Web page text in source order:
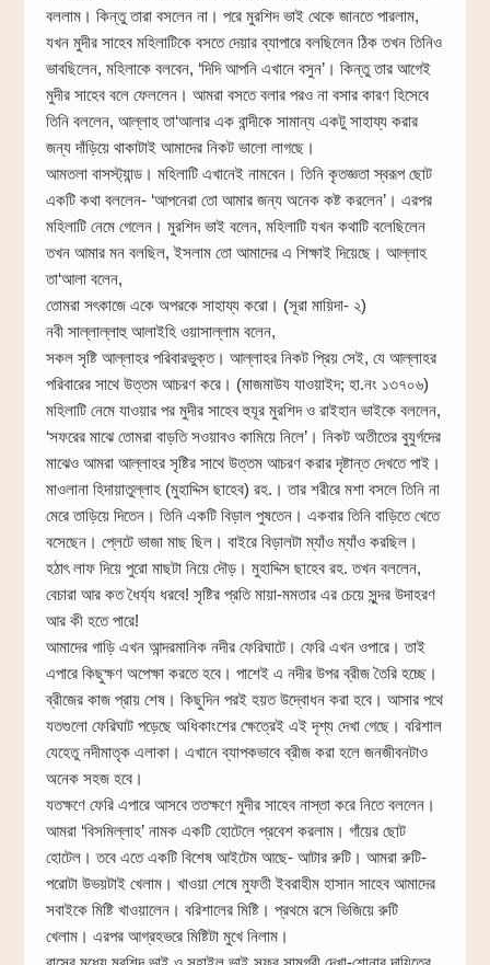
বললাম। কিন্তু তারা বসলেন না। পরে মুরশিদ ভাই থেকে জানতে পারলাম,
যখন মুদীর সাহেব মহিলাটিকে বসতে দেয়ার ব্যাপারে বলছিলেন ঠিক তখন তিনিও
ভাবছিলেন, মহিলাকে বলবেন, ‘দিদি আপনি এখানে বসুন’। কিন্তু তার আগেই
মুদীর সাহেব বলে ফেললেন। আমরা বসতে বলার পরও না বসার কারণ হিসেবে
তিনি বললেন, আল্লাহ তা‘আলার এক বান্দীকে সামান্য একটু সাহায্য করার
জন্য দাঁড়িয়ে থাকাটাই আমাদের নিকট ভালো লাগছে।
আমতলা বাসস্ট্যান্ড। মহিলাটি এখানেই নামবেন। তিনি কৃতজ্ঞতা স্বরূপ ছোট
একটি কথা বললেন- ‘আপনেরা তো আমার জন্য অনেক কষ্ট করলেন’। এরপর
মহিলাটি নেমে গেলেন। মুরশিদ ভাই বলেন, মহিলাটি যখন কথাটি বলেছিলেন
তখন আমার মন বলছিল, ইসলাম তো আমাদের এ শিক্ষাই দিয়েছে। আল্লাহ
তা‘আলা বলেন,
তোমরা সৎকাজে একে অপরকে সাহায্য করো। (সূরা মায়িদা- ২)
নবী সাল্লাল্লাহু আলাইহি ওয়াসাল্লাম বলেন,
সকল সৃষ্টি আল্লাহর পরিবারভুক্ত। আল্লাহর নিকট প্রিয় সেই, যে আল্লাহর
পরিবারের সাথে উত্তম আচরণ করে। (মাজমাউয যাওয়াইদ; হা.নং ১৩৭০৬)
মহিলাটি নেমে যাওয়ার পর মুদীর সাহেব হুযূর মুরশিদ ও রাইহান ভাইকে বললেন,
‘সফরের মাঝে তোমরা বাড়তি সওয়াবও কামিয়ে নিলে’। নিকট অতীতের বুযুর্গদের
মাঝেও আমরা আল্লাহর সৃষ্টির সাথে উত্তম আচরণ করার দৃষ্টান্ত দেখতে পাই।
মাওলানা হিদায়াতুল্লাহ (মুহাদ্দিস ছাহেব) রহ.। তার শরীরে মশা বসলে তিনি না
মেরে তাড়িয়ে দিতেন। তিনি একটি বিড়াল পুষতেন। একবার তিনি বাড়িতে খেতে
বসেছেন। প্লেটে ভাজা মাছ ছিল। বাইরে বিড়ালটা ম্যাঁও ম্যাঁও করছিল।
হঠাৎ লাফ দিয়ে পুরো মাছটা নিয়ে দৌড়। মুহাদ্দিস ছাহেব রহ. তখন বললেন,
বেচারা আর কত ধৈর্য্য ধরবে! সৃষ্টির প্রতি মায়া-মমতার এর চেয়ে সুন্দর উদাহরণ
আর কী হতে পারে!
আমাদের গাড়ি এখন আন্দরমানিক নদীর ফেরিঘাটে। ফেরি এখন ওপারে। তাই
এপারে কিছুক্ষণ অপেক্ষা করতে হবে। পাশেই এ নদীর উপর ব্রীজ তৈরি হচ্ছে।
ব্রীজের কাজ প্রায় শেষ। কিছুদিন পরই হয়ত উদ্বোধন করা হবে। আসার পথে
যতগুলো ফেরিঘাট পড়েছে অধিকাংশের ক্ষেত্রেই এই দৃশ্য দেখা গেছে। বরিশাল
যেহেতু নদীমাতৃক এলাকা। এখানে ব্যাপকভাবে ব্রীজ করা হলে জনজীবনটাও
অনেক সহজ হবে।
যতক্ষণে ফেরি এপারে আসবে ততক্ষণে মুদীর সাহেব নাস্তা করে নিতে বললেন।
আমরা ‘বিসমিল্লাহ’ নামক একটি হোটেলে প্রবেশ করলাম। গাঁয়ের ছোট
হোটেল। তবে এতে একটি বিশেষ আইটেম আছে- আটার রুটি। আমরা রুটি-
পরোটা উভয়টাই খেলাম। খাওয়া শেষে মুফতী ইবরাহীম হাসান সাহেব আমাদের
সবাইকে মিষ্টি খাওয়ালেন। বরিশালের মিষ্টি। প্রথমে রসে ভিজিয়ে রুটি
খেলাম। এরপর আগ্রহভরে মিষ্টিটা মুখে নিলাম।